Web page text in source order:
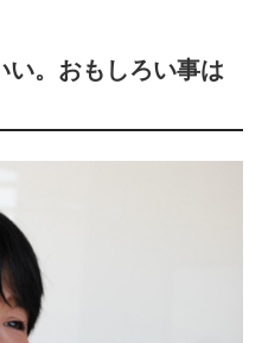
い。おもしろい事は